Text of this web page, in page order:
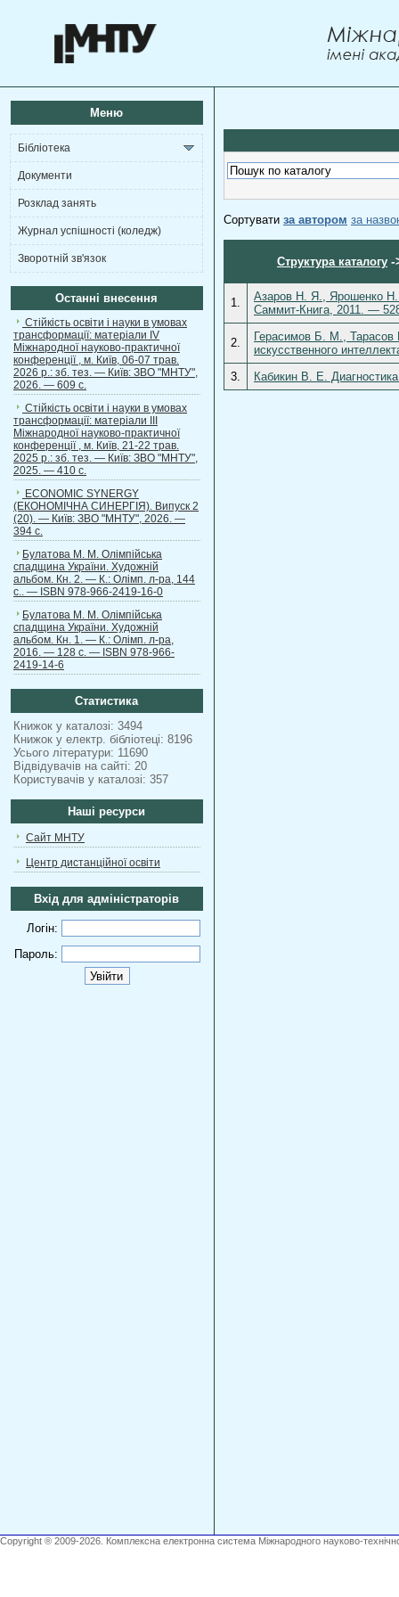
Меню
Бібліотека
Документи
Розклад занять
Журнал успішності (коледж)
Зворотній зв'язок
Останні внесення
Стійкість освіти і науки в умовах
трансформації: матеріали ІV
Міжнародної науково-практичної
конференції , м. Київ, 06-07 трав.
2026 р.: зб. тез. — Київ: ЗВО "МНТУ",
2026. — 609 с.
Стійкість освіти і науки в умовах
трансформації: матеріали ІІІ
Міжнародної науково-практичної
конференції , м. Київ, 21-22 трав.
2025 р.: зб. тез. — Київ: ЗВО "МНТУ",
2025. — 410 с.
ECONOMIC SYNERGY
(ЕКОНОМІЧНА СИНЕРГІЯ). Випуск 2
(20). — Київ: ЗВО "МНТУ", 2026. —
394 с.
Булатова М. М. Олімпійська
спадщина України. Художній
альбом. Кн. 2. — К.: Олімп. л-ра, 144
с.. — ISBN 978-966-2419-16-0
Булатова М. М. Олімпійська
спадщина України. Художній
альбом. Кн. 1. — К.: Олімп. л-ра,
2016. — 128 с. — ISBN 978-966-
2419-14-6
Статистика
Книжок у каталозі: 3494
Книжок у електр. бібліотеці: 8196
Усього літератури: 11690
Відвідувачів на сайті: 20
Користувачів у каталозі: 357
Наші ресурси
Сайт МНТУ
Центр дистанційної освіти
Вхід для адміністраторів
Логін:
Пароль:
Сортувати за автором за
Структура каталогу -
1.
Азаров Н. Я., Ярошенко
Саммит-Книга, 2011. —
2.
Герасимов Б. М.,
искусственного
3.
Кабикин В. Е.
Copyright ® 2009-2026. Комплексна електронна система Міжнародного науково-